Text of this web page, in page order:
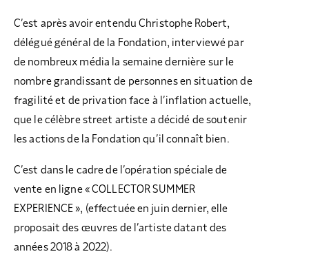
C’est après avoir entendu Christophe Robert,
délégué général de la Fondation, interviewé par
de nombreux média la semaine dernière sur le
nombre grandissant de personnes en situation de
fragilité et de privation face à l’inflation actuelle,
que le célèbre street artiste a décidé de soutenir
les actions de la Fondation qu’il connaît bien.
C’est dans le cadre de l’opération spéciale de
vente en ligne « COLLECTOR SUMMER
EXPERIENCE », (effectuée en juin dernier, elle
proposait des œuvres de l’artiste datant des
années 2018 à 2022).